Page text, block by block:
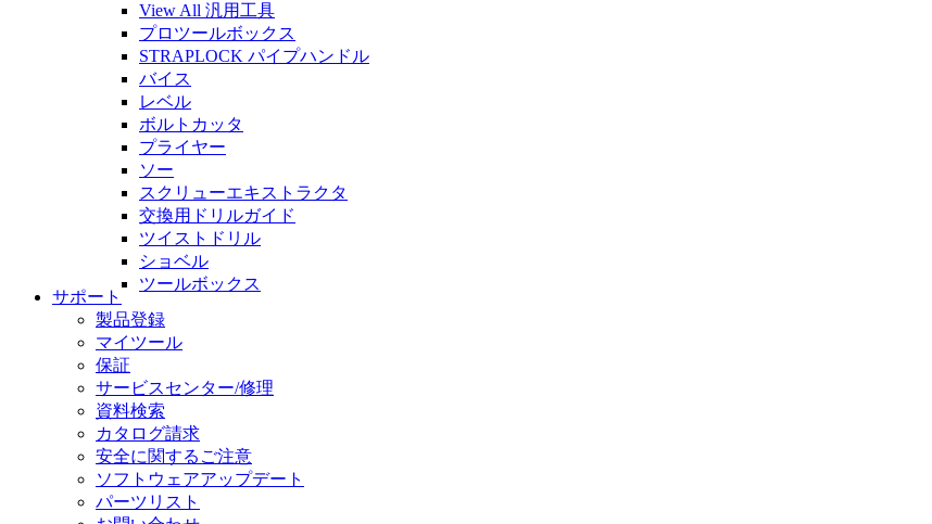
View All 汎用工具
プロツールボックス
STRAPLOCK パイプハンドル
バイス
レベル
ボルトカッタ
プライヤー
ソー
スクリューエキストラクタ
交換用ドリルガイド
ツイストドリル
ショベル
ツールボックス
サポート
製品登録
マイツール
保証
サービスセンター/修理
資料検索
カタログ請求
安全に関するご注意
ソフトウェアアップデート
パーツリスト